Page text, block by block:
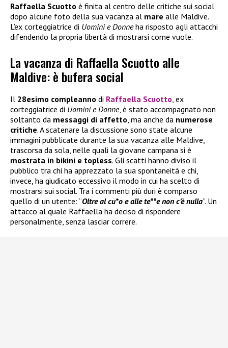
Raffaella Scuotto è finita al centro delle critiche sui social
dopo alcune foto della sua vacanza al mare alle Maldive.
L’ex corteggiatrice di Uomini e Donneha risposto agli attacchi
difendendo la propria libertà di mostrarsi come vuole.
La vacanza di Raffaella Scuotto alle
Maldive: è bufera social
Il 28esimo compleanno di Raffaella Scuotto, ex
corteggiatrice di Uomini e Donne, è stato accompagnato non
soltanto da messaggi di affetto, ma anche da numerose
critiche. A scatenare la discussione sono state alcune
immagini pubblicate durante la sua vacanza alle Maldive,
trascorsa da sola, nelle quali la giovane campana si è
mostrata in bikini e topless. Gli scatti hanno diviso il
pubblico tra chi ha apprezzato la sua spontaneità e chi,
invece, ha giudicato eccessivo il modo in cui ha scelto di
mostrarsi sui social. Tra i commenti più duri è comparso
quello di un utente: “Oltre al cu*o e alle te**e non c’è nulla”. Un
attacco al quale Raffaella ha deciso di rispondere
personalmente, senza lasciar correre.